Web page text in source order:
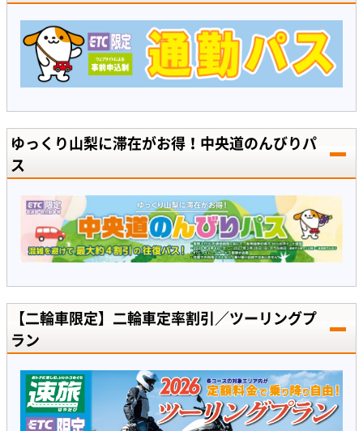
ゆっくり山梨に滞在がお得！中央道のんびりパ
ス
【二輪車限定】二輪車定率割引／ツーリングプ
ラン